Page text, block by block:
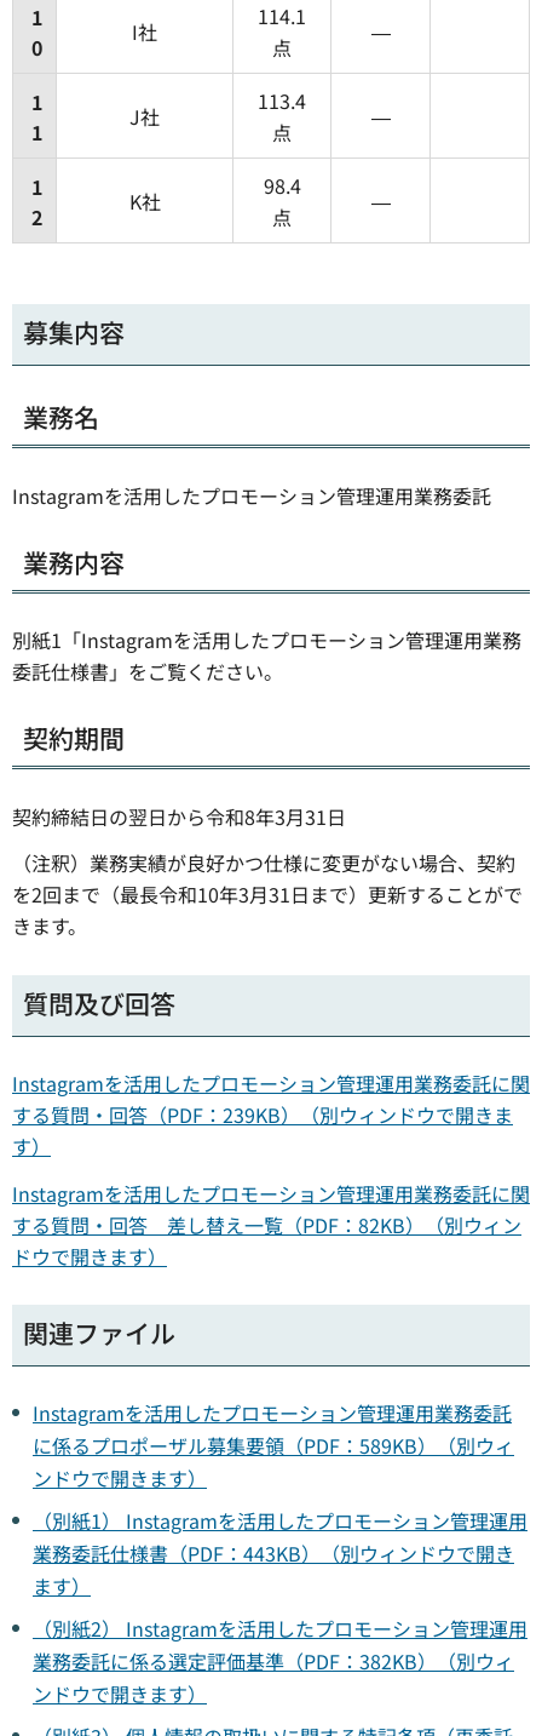
1
0
I社
114.1
点
―
1
1
J社
113.4
点
―
1
2
K社
98.4
点
―
募集内容
業務名
Instagramを活用したプロモーション管理運用業務委託
業務内容
別紙1「Instagramを活用したプロモーション管理運用業務
委託仕様書」をご覧ください。
契約期間
契約締結日の翌日から令和8年3月31日
（注釈）業務実績が良好かつ仕様に変更がない場合、契約
を2回まで（最長令和10年3月31日まで）更新することがで
きます。
質問及び回答
Instagramを活用したプロモーション管理運用業務委託に関
する質問・回答（PDF：239KB）（別ウィンドウで開きま
す）
Instagramを活用したプロモーション管理運用業務委託に関
する質問・回答 差し替え一覧（PDF：82KB）（別ウィン
ドウで開きます）
関連ファイル
Instagramを活用したプロモーション管理運用業務委託
に係るプロポーザル募集要領（PDF：589KB）（別ウィ
ンドウで開きます）
（別紙1） Instagramを活用したプロモーション管理運用
業務委託仕様書（PDF：443KB）（別ウィンドウで開き
ます）
（別紙2） Instagramを活用したプロモーション管理運用
業務委託に係る選定評価基準（PDF：382KB）（別ウィ
ンドウで開きます）